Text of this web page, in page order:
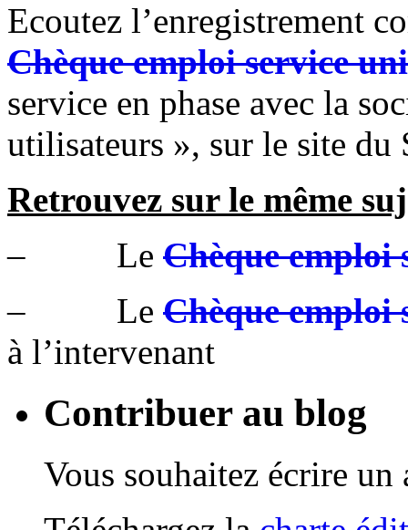
Ecoutez l’enregistrement
Chèque emploi service
service en phase avec la
utilisateurs », sur le site du
Retrouvez sur le même
– Le Chèque emploi
– Le Chèque emploi
à l’intervenant
Contribuer au blog
Vous souhaitez écrire